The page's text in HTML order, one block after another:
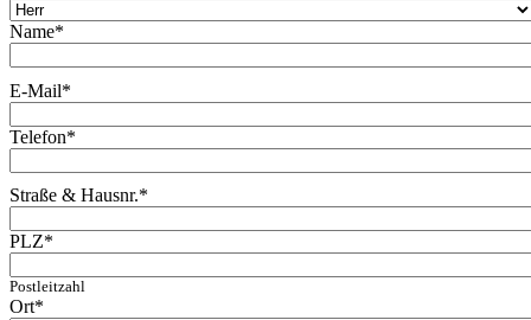
Name*
E-Mail*
Telefon*
Straße & Hausnr.*
PLZ*
Postleitzahl
Ort*